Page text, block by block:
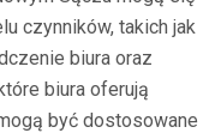
czynników, takich jak
biura oraz
biura oferują
być dostosowane